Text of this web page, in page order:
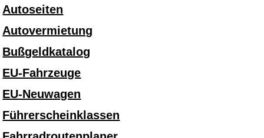
Autoseiten
Autovermietung
Bußgeldkatalog
EU-Fahrzeuge
EU-Neuwagen
Führerscheinklassen